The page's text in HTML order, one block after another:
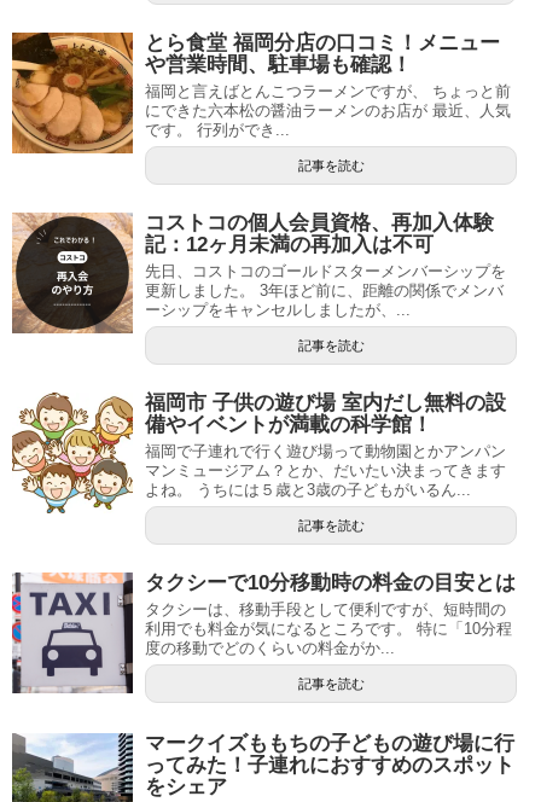
とら食堂 福岡分店の口コミ！メニュー
や営業時間、駐車場も確認！
福岡と言えばとんこつラーメンですが、 ちょっと前
にできた六本松の醤油ラーメンのお店が 最近、人気
です。 行列ができ...
記事を読む
コストコの個人会員資格、再加入体験
記：12ヶ月未満の再加入は不可
先日、コストコのゴールドスターメンバーシップを
更新しました。 3年ほど前に、距離の関係でメンバ
ーシップをキャンセルしましたが、...
記事を読む
福岡市 子供の遊び場 室内だし無料の設
備やイベントが満載の科学館！
福岡で子連れで行く遊び場って動物園とかアンパン
マンミュージアム？とか、だいたい決まってきます
よね。 うちには５歳と3歳の子どもがいるん...
記事を読む
タクシーで10分移動時の料金の目安とは
タクシーは、移動手段として便利ですが、短時間の
利用でも料金が気になるところです。 特に「10分程
度の移動でどのくらいの料金がか...
記事を読む
マークイズももちの子どもの遊び場に行
ってみた！子連れにおすすめのスポット
をシェア